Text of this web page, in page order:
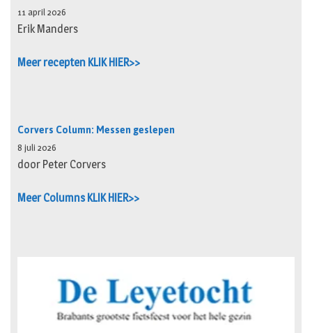
11 april 2026
Erik Manders
Meer recepten KLIK HIER>>
Corvers Column: Messen geslepen
8 juli 2026
door Peter Corvers
Meer Columns KLIK HIER>>